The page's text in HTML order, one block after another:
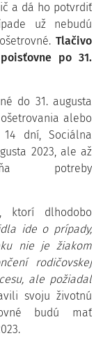
a dá ho potvrdiť
už nebudú
Tlačivo
po 31.
do 31. augusta
alebo
dní, Sociálna
2023, ale až
potreby
ktorí dlhodobo
ide o prípady,
nie je žiakom
rodičovskej
ale požiadal
svoju životnú
budú mať